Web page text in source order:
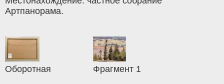
Артпанорама.
Оборотная Фрагмент 1